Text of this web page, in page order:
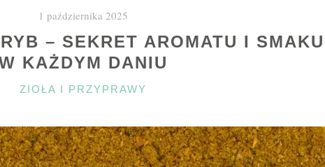
1 października 2025
– SEKRET AROMATU I SMAKU
KAŻDYM DANIU
KATEGORIE
ZIOŁA I PRZYPRAWY